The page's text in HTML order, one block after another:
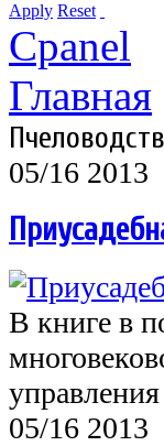
Apply Reset
Cpanel
Главная
05/16 2013
В книге в
05/16 2013